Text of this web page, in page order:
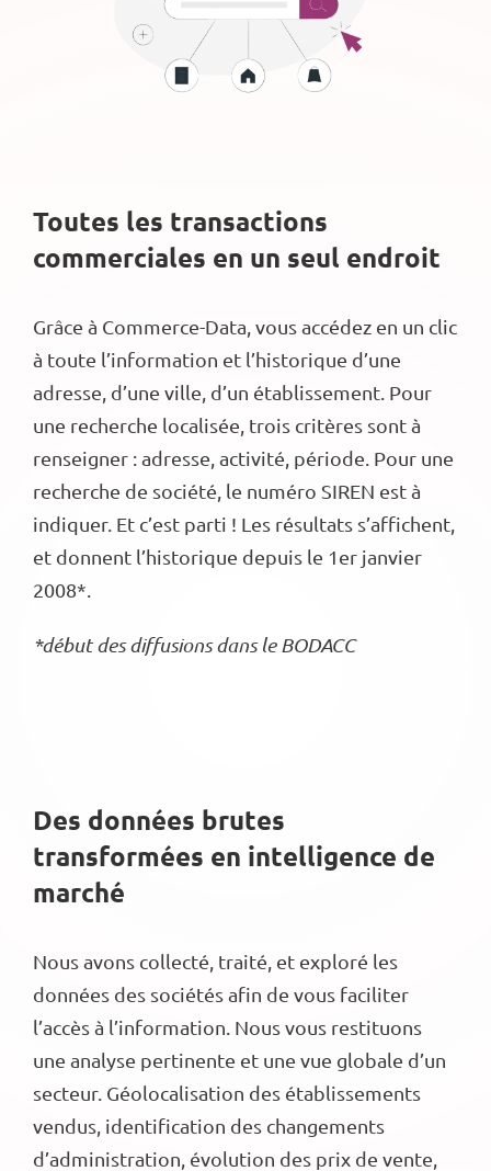
Toutes les transactions
commerciales en un seul endroit
Grâce à Commerce-Data, vous accédez en un clic
à toute l’information et l’historique d’une
adresse, d’une ville, d’un établissement. Pour
une recherche localisée, trois critères sont à
renseigner : adresse, activité, période. Pour une
recherche de société, le numéro SIREN est à
indiquer. Et c’est parti ! Les résultats s’affichent,
et donnent l’historique depuis le 1er janvier
2008*.
*début des diffusions dans le BODACC
Des données brutes
transformées en intelligence de
marché
Nous avons collecté, traité, et exploré les
données des sociétés afin de vous faciliter
l’accès à l’information. Nous vous restituons
une analyse pertinente et une vue globale d’un
secteur. Géolocalisation des établissements
vendus, identification des changements
d’administration, évolution des prix de vente,